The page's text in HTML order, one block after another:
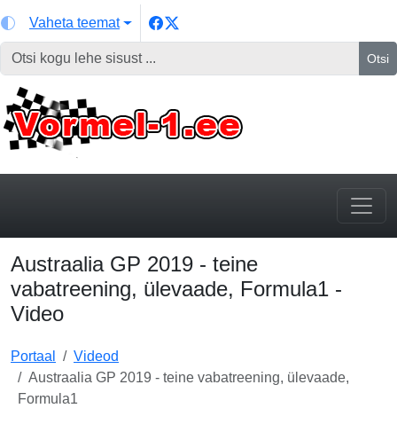
Vaheta teemat
Otsi
Austraalia GP 2019 - teine
vabatreening, ülevaade, Formula1 -
Video
Portaal
Videod
Austraalia GP 2019 - teine vabatreening, ülevaade,
Formula1